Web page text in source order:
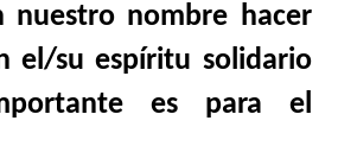
nuestro nombre hacer
el/su espíritu solidario
es para el